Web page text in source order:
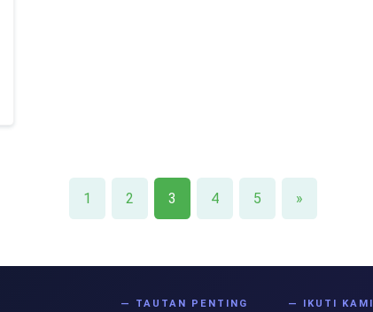
1 2 3 4 5 »
— TAUTAN PENTING — IKUTI KAMI